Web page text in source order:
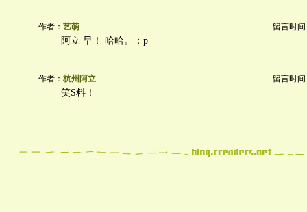
作者： 艺萌 留言时间
阿立 早！ 哈哈。；p
作者： 杭州阿立 留言时间
笑S料！